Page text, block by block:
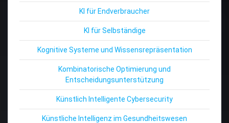
KI für Endverbraucher
KI für Selbständige
Kognitive Systeme und Wissensrepräsentation
Kombinatorische Optimierung und
Entscheidungsunterstützung
Künstlich Intelligente Cybersecurity
Künstliche Intelligenz im Gesundheitswesen